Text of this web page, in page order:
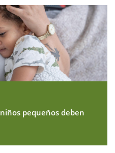
pequeños deben